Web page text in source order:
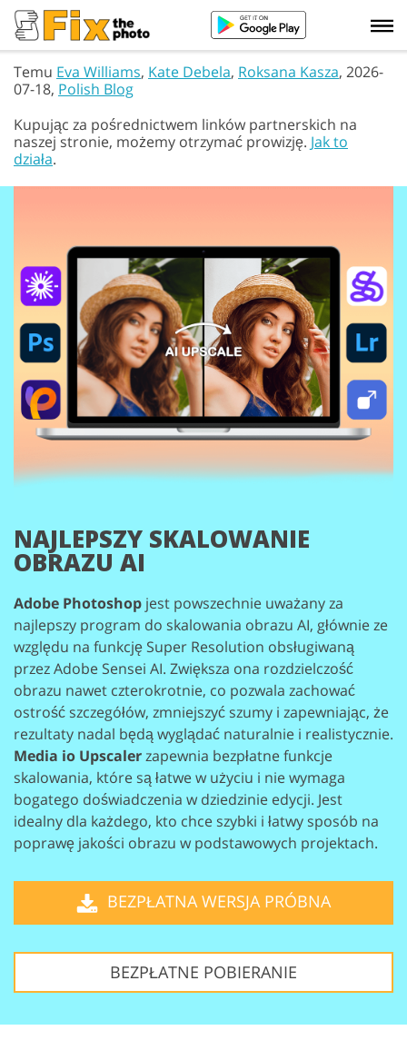
Temu Eva Williams, Kate Debela, Roksana Kasza, 2026-
07-18, Polish Blog
Kupując za pośrednictwem linków partnerskich na
naszej stronie, możemy otrzymać prowizję. Jak to
działa.
NAJLEPSZY SKALOWANIE
OBRAZU AI
Adobe Photoshop jest powszechnie uważany za
najlepszy program do skalowania obrazu AI, głównieze
względu na funkcję Super Resolution obsługiwaną
przez Adobe Sensei AI. Zwiększa ona rozdzielczość
obrazu nawet czterokrotnie, co pozwala zachować
ostrość szczegółów, zmniejszyć szumy i zapewniając, że
rezultaty nadal będą wyglądać naturalnie i realistycznie.
Media io Upscalerzapewnia bezpłatne funkcje
skalowania, które są łatwe w użyciu i nie wymaga
bogatego doświadczenia w dziedzinie edycji. Jest
idealny dla każdego, kto chce szybki i łatwy sposób na
poprawę jakości obrazu w podstawowych projektach.
BEZPŁATNA WERSJA PRÓBNA
BEZPŁATNE POBIERANIE